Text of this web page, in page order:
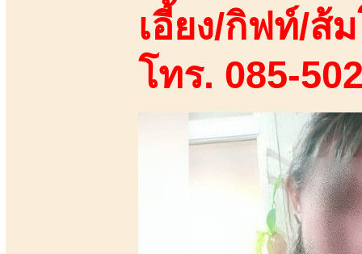
เอี้ยง/กิฟท์/ส้
โทร. 085-